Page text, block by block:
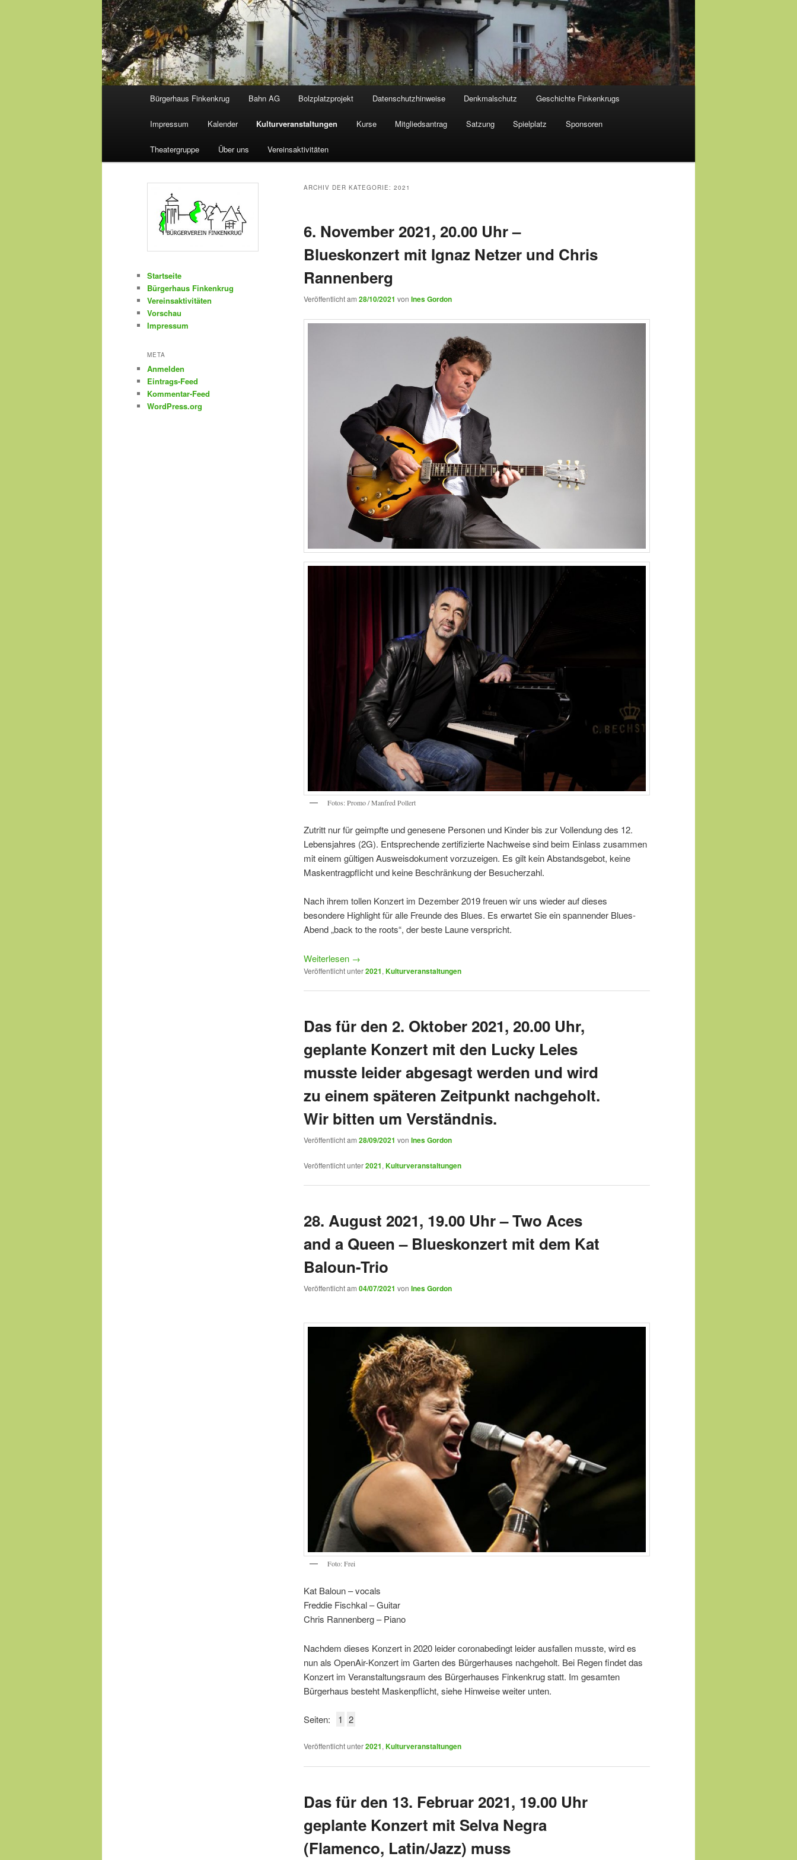
Bürgerhaus Finkenkrug Bahn AG Bolzplatzprojekt Datenschutzhinweise Denkmalschutz Geschichte Finkenkrugs
Impressum Kalender Kulturveranstaltungen Kurse Mitgliedsantrag Satzung Spielplatz Sponsoren
Theatergruppe Über uns Vereinsaktivitäten
ARCHIV DER KATEGORIE: 2021
6. November 2021, 20.00 Uhr –
Blueskonzert mit Ignaz Netzer und Chris
Rannenberg
Veröffentlicht am 28/10/2021 von Ines Gordon
Fotos: Promo / Manfred Pollert
Zutritt nur für geimpfte und genesene Personen und Kinder bis zur Vollendung des 12.
Lebensjahres (2G). Entsprechende zertifizierte Nachweise sind beim Einlass zusammen
mit einem gültigen Ausweisdokument vorzuzeigen. Es gilt kein Abstandsgebot, keine
Maskentragpflicht und keine Beschränkung der Besucherzahl.
Nach ihrem tollen Konzert im Dezember 2019 freuen wir uns wieder auf dieses
besondere Highlight für alle Freunde des Blues. Es erwartet Sie ein spannender Blues-
Abend „back to the roots“, der beste Laune verspricht.
Weiterlesen →
Veröffentlicht unter2021, Kulturveranstaltungen
Das für den 2. Oktober 2021, 20.00 Uhr,
geplante Konzert mit den Lucky Leles
musste leider abgesagt werden und wird
zu einem späteren Zeitpunkt nachgeholt.
Wir bitten um Verständnis.
Veröffentlicht am 28/09/2021 von Ines Gordon
Veröffentlicht unter2021, Kulturveranstaltungen
28. August 2021, 19.00 Uhr – Two Aces
and a Queen – Blueskonzert mit dem Kat
Baloun-Trio
Veröffentlicht am 04/07/2021 von Ines Gordon
Foto: Frei
Kat Baloun – vocals
Freddie Fischkal – Guitar
Chris Rannenberg – Piano
Nachdem dieses Konzert in 2020 leider coronabedingt leider ausfallen musste, wird es
nun als OpenAir-Konzert im Garten des Bürgerhauses nachgeholt. Bei Regen findet das
Konzert im Veranstaltungsraum des Bürgerhauses Finkenkrug statt. Im gesamten
Bürgerhaus besteht Maskenpflicht, siehe Hinweise weiter unten.
Seiten: 1 2
Veröffentlicht unter2021,Kulturveranstaltungen
Das für den 13. Februar 2021, 19.00 Uhr
geplante Konzert mit Selva Negra
(Flamenco, Latin/Jazz) muss
Startseite
Bürgerhaus Finkenkrug
Vereinsaktivitäten
Vorschau
Impressum
META
Anmelden
Eintrags-Feed
Kommentar-Feed
WordPress.org